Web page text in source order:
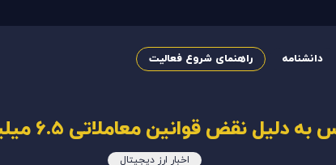
دانشنامه راهنمای شروع فعالیت
قوانین معاملاتی 6.5 میلیون دلار جریمه شد.
اخبار ارز دیجیتال